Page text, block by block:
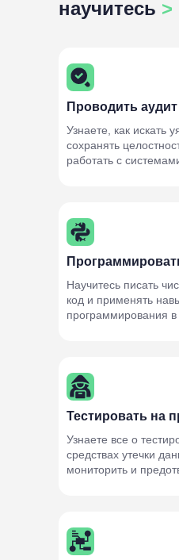
научитесь >
Узнаете, как искать
сохранять
работать с
Научитесь писать
код и применять
программирования в
Узнаете все о
средствах утечки
мониторить и
Проводить
Тестировать на